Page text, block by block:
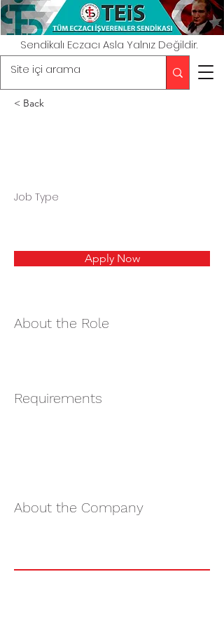
Sendikalı Eczacı Asla Yalnız Değildir.
< Back
Job Type
Apply Now
About the Role
Requirements
About the Company